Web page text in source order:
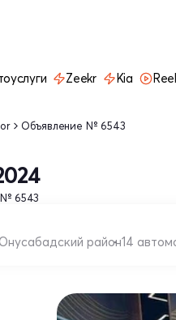
Zeekr Kia
Объявление № 6543
№ 6543
район14